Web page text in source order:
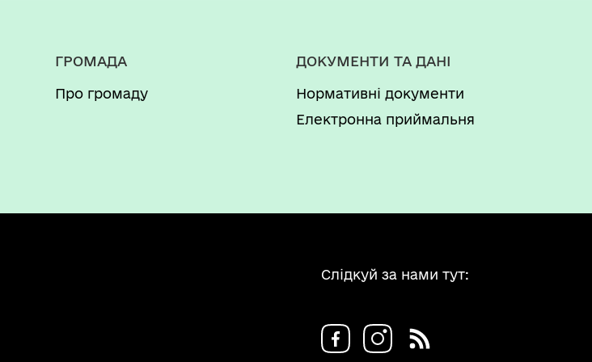
ГРОМАДА
Про громаду
ДОКУМЕНТИ ТА ДАНІ
Нормативні документи
Електронна приймальня
Слідкуй за нами тут: